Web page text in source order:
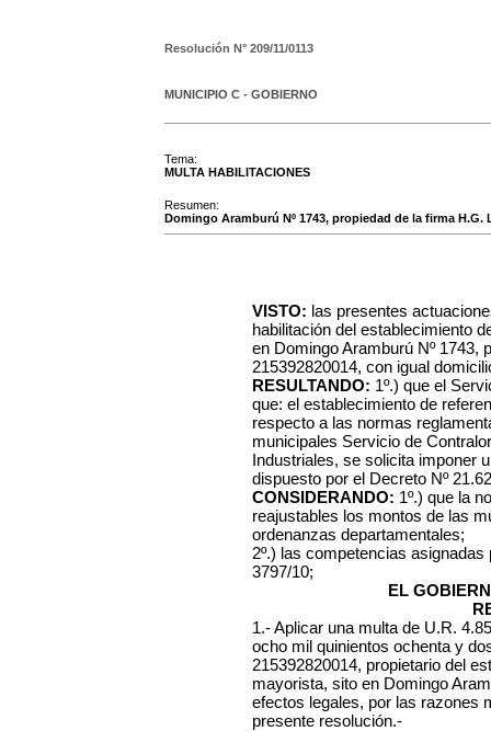
Resolución N° 209/11/0113
MUNICIPIO C - GOBIERNO
Tema:
MULTA HABILITACIONES
Resumen:
Domingo Aramburú Nº 1743, propiedad de la firma H.G.
VISTO: las presentes
habilitación del establecimiento
en Domingo Aramburú Nº 1743,
215392820014, con igual
RESULTANDO: 1º.) que el
que: el establecimiento de
respecto a las normas
municipales Servicio de
Industriales, se solicita imponer
dispuesto por el Decreto Nº
CONSIDERANDO: 1º.) que la
reajustables los montos de las
ordenanzas departamentales;
2º.) las competencias
3797/10;
EL
1.- Aplicar una multa de U.R.
ocho mil quinientos ochenta y
215392820014, propietario del
mayorista, sito en Domingo
efectos legales, por las razones
presente resolución.-